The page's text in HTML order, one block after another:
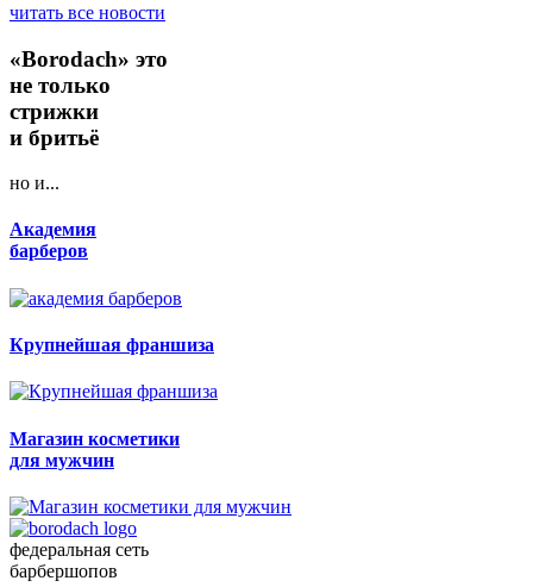
читать все новости
«Borodach» это
не только
стрижки
и бритьё
но и...
Академия
барберов
Крупнейшая франшиза
Магазин косметики
для мужчин
федеральная сеть
барбершопов